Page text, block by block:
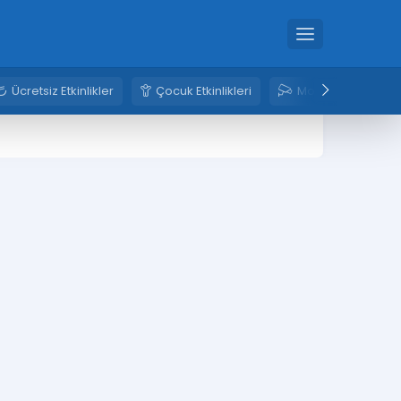
Ücretsiz Etkinlikler Çocuk Etkinlikleri Mobese